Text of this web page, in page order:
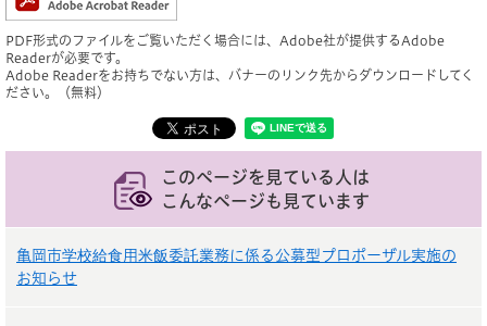
PDF形式のファイルをご覧いただく場合には、Adobe社が提供するAdobe
Readerが必要です。
Adobe Readerをお持ちでない方は、バナーのリンク先からダウンロードしてく
ださい。（無料）
このページを見ている人は
こんなページも見ています
亀岡市学校給食用米飯委託業務に係る公募型プロポーザル実施の
お知らせ